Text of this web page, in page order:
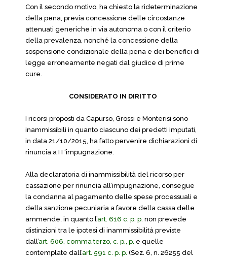
Con il secondo motivo, ha chiesto la rideterminazione
della pena, previa concessione delle circostanze
attenuati generiche in via autonoma o con il criterio
della prevalenza, nonché la concessione della
sospensione condizionale della pena e dei benefici di
legge erroneamente negati dal giudice di prime
cure.
CONSIDERATO IN DIRITTO
I ricorsi proposti da Capurso, Grossi e Monterisi sono
inammissibili in quanto ciascuno dei predetti imputati,
in data 21/10/2015, ha fatto pervenire dichiarazioni di
rinuncia a I I ‘impugnazione.
Alla declaratoria di inammissibilità del ricorso per
cassazione per rinuncia all’impugnazione, consegue
la condanna al pagamento delle spese processuali e
della sanzione pecuniaria a favore della cassa delle
ammende, in quanto l’art. 616 c. p. p. non prevede
distinzioni tra le ipotesi di inammissibilità previste
dall’art. 606, comma terzo, c. p., p. e quelle
contemplate dall’art. 591 c. p. p. (Sez. 6, n. 26255 del